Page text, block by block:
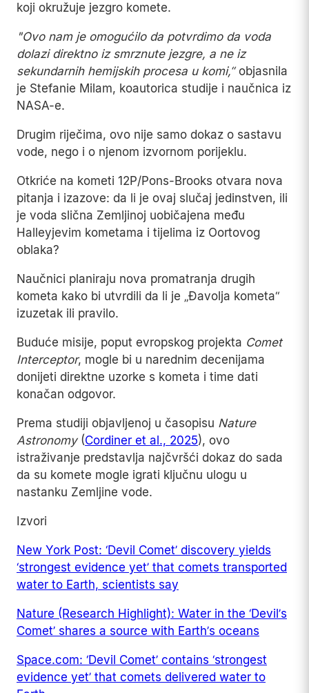
koji okružuje jezgro komete.
"Ovo nam je omogućilo da potvrdimo da voda
dolazi direktno iz smrznute jezgre, a ne iz
sekundarnih hemijskih procesa u komi,“objasnila
je Stefanie Milam, koautorica studije i naučnica iz
NASA-e.
Drugim riječima, ovo nije samo dokaz o sastavu
vode, nego i o njenom izvornom porijeklu.
Otkriće na kometi 12P/Pons-Brooks otvara nova
pitanja i izazove: da li je ovaj slučaj jedinstven, ili
je voda slična Zemljinoj uobičajena među
Halleyjevim kometama i tijelima iz Oortovog
oblaka?
Naučnici planiraju nova promatranja drugih
kometa kako bi utvrdili da li je „Đavolja kometa“
izuzetak ili pravilo.
Buduće misije, poput evropskog projekta Comet
Interceptor, mogle bi u narednim decenijama
donijeti direktne uzorke s kometa i time dati
konačan odgovor.
Prema studiji objavljenoj u časopisu Nature
Astronomy(Cordiner et al., 2025), ovo
istraživanje predstavlja najčvršći dokaz do sada
da su komete mogle igrati ključnu ulogu u
nastanku Zemljine vode.
Izvori
New York Post: ‘Devil Comet’ discovery yields
‘strongest evidence yet’ that comets transported
water to Earth, scientists say
Nature (Research Highlight): Water in the ‘Devil’s
Comet’ shares a source with Earth’s oceans
Space.com: ‘Devil Comet’ contains ‘strongest
evidence yet’ that comets delivered water to